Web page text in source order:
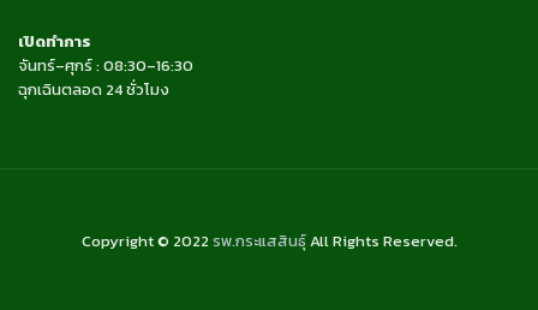
เปิดทำการ
จันทร์–ศุกร์ : 08:30–16:30
ฉุกเฉินตลอด 24 ชั่วโมง
Copyright © 2022รพ.กระแสสินธุ์All Rights Reserved.